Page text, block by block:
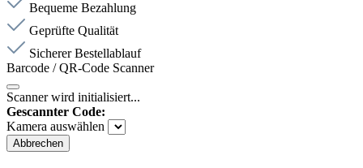
Bequeme Bezahlung
Geprüfte Qualität
Sicherer Bestellablauf
Barcode / QR-Code Scanner
Scanner wird initialisiert...
Gescannter Code:
Kamera auswählen
Abbrechen